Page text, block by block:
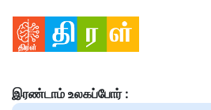
இரண்டாம் உலகப்போர் :